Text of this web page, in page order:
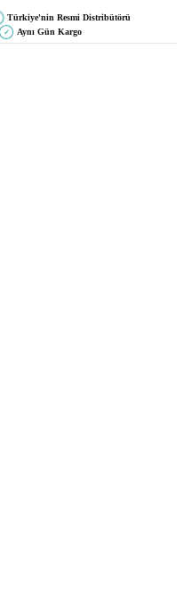
Türkiye'nin Resmi Distribütörü
✓ Aynı Gün Kargo